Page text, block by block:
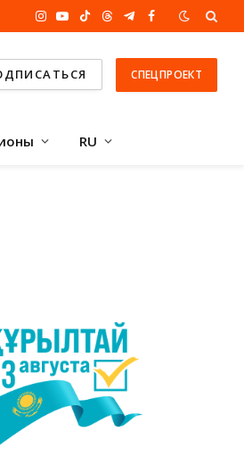
Instagram
YouTube
TikTokThreadsTelegram
Facebook
СПЕЦПРОЕКТ
RU